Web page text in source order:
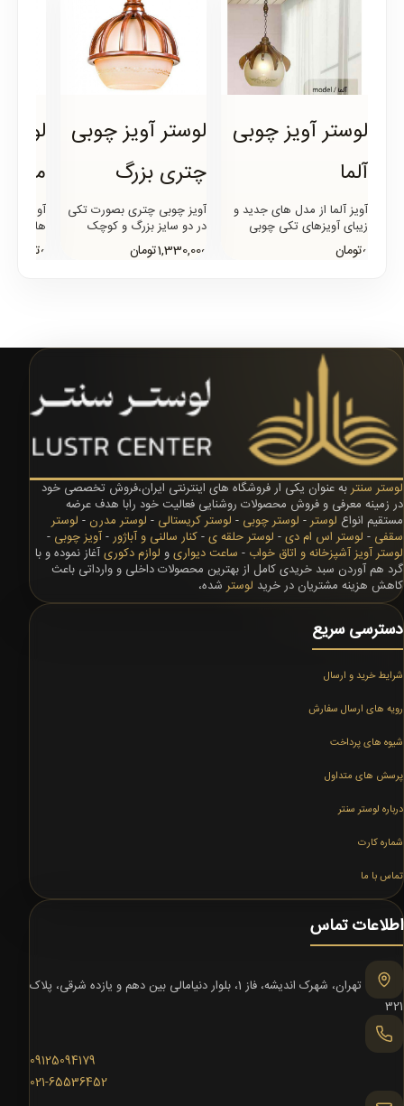
لوستر آویز چوبی
آلما
آویز آلما از مدل های جدید و
زیبای آویزهای تکی چوبی
مخصوص آشپزخانه و اتاق0تومان
لوستر آویز چوبی
چتری بزرگ
آویز چوبی چتری بصورت تکی
در دو سایز بزرگ و کوچک
تولید میگردد و همچنین
بصورت سه شعله نامنظم و
1,330,000تومان
مدل
آویز تک
های
0تومان
لوستر سنتربه عنوان یکی ار فروشگاه های اینترنتی ایران،فروش تخصصی خود
در زمینه معرفی و فروش محصولات روشنایی فعالیت خود رابا هدف عرضه
مستقیم انواع لوستر- لوستر چوبی - لوستر کریستالی - لوستر مدرن - لوستر
سقفی - لوستر اس ام دی- لوستر حلقه ی-کنار سالنی و آباژور-آویز چوبی -
لوستر آویز آشپزخانه و اتاق خواب - ساعت دیواریو لوازم دکوریآغاز نموده و با
گرد هم آوردن سبد خریدی کامل از بهترین محصولات داخلی و وارداتی باعث
کاهش هزینه مشتریان در خرید لوستر شده،
دسترسی سریع
شرایط خرید و ارسال
رویه های ارسال سفارش
شیوه های پرداخت
پرسش های متداول
درباره لوستر سنتر
شماره کارت
تماس با ما
اطلاعات تماس
تهران، شهرک اندیشه، فاز 1، بلوار دنیامالی بین دهم و یازده شرقی، پلاک
321
09125094179
021-65536452